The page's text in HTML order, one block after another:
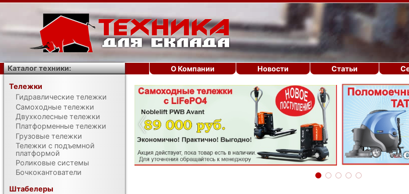
‹
О Компании Новости Статьи
Каталог техники:
Тележки
Гидравлические тележки
Самоходные тележки
Двухколесные тележки
Платформенные тележки
Грузовые тележки
Тележки с подъемной
платформой
Роликовые системы
Бочкокантователи
Штабелеры